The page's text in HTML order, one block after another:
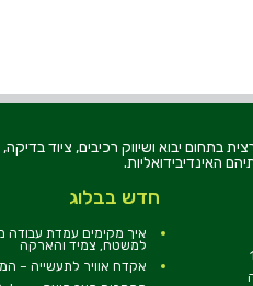
בע"מ, הוקמה בשנת 1979, הינה מובילה ארצית בתחום
האינדיבידואליות.
חדש בבלוג
למשטח, צמיד והארקה
אקדח אוויר לתעשייה –